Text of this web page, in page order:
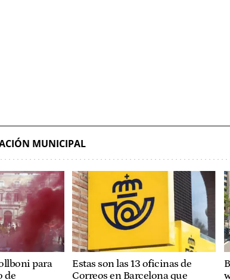
MUNICIPAL
para
de
Estas son las 13 oficinas de
Correos en Barcelona que